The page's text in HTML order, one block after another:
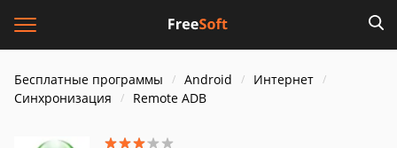
Бесплатные программы Android
Интернет
Синхронизация
Remote ADB